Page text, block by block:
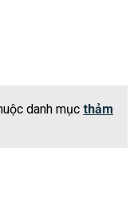
danh mục thảm